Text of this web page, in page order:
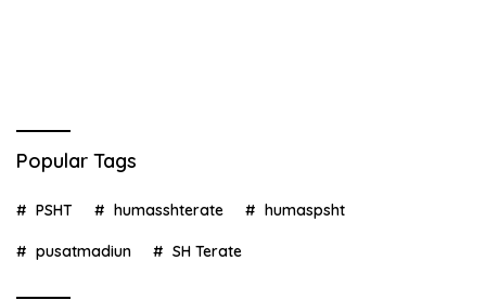
Popular Tags
PSHT humasshterate humaspsht
pusatmadiun SH Terate